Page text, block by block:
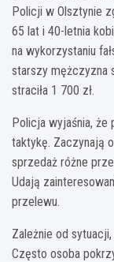
Policji w Olsztynie
65 lat i 40-letnia
na wykorzystaniu
starszy mężczyzna
straciła 1 700 zł.
Policja wyjaśnia,
taktykę. Zaczynają
sprzedaż różne
Udają
przelewu.
Zależnie od
Często osoba